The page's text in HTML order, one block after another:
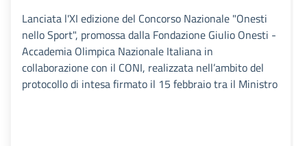
Lanciata l'XI edizione del Concorso Nazionale "Onesti
nello Sport", promossa dalla Fondazione Giulio Onesti -
Accademia Olimpica Nazionale Italiana in
collaborazione con il CONI, realizzata nell’ambito del
protocollo di intesa firmato il 15 febbraio tra il Ministro